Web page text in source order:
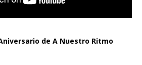
de A Nuestro Ritmo